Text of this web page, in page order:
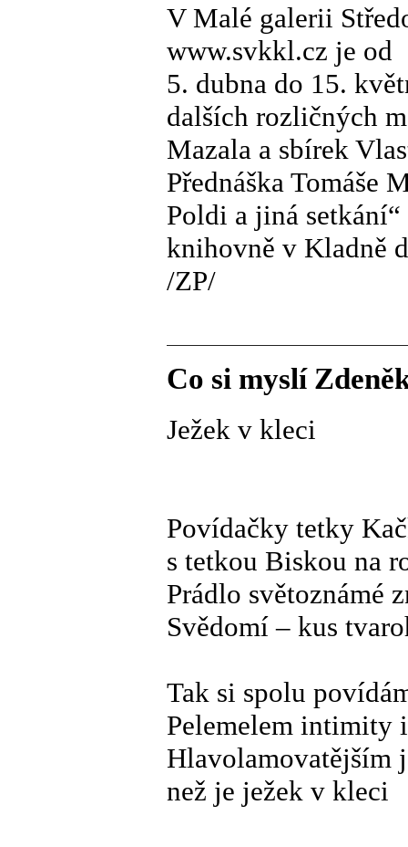
V Malé galerii
www.svkkl.cz je od
5. dubna do 15.
dalších rozličných
Mazala a sbírek
Přednáška Tomáše
Poldi a jiná setkání“
knihovně v Kladně
/ZP/
Co si myslí
Ježek v kleci
Povídačky tetky
s tetkou Biskou na
Prádlo světoznámé
Svědomí – kus
Tak si spolu
Pelemelem intimity
Hlavolamovatějším
než je ježek v kleci